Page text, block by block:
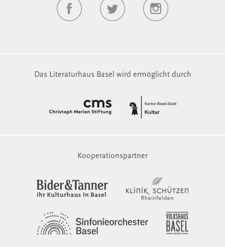
Das Literaturhaus Basel wird ermöglicht durch
Kooperationspartner